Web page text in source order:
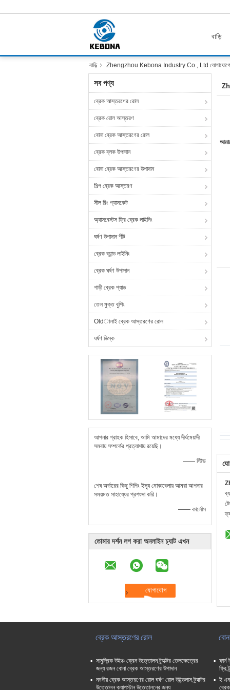
বাড়ি
বাড়ি Zhengzhou Kebona Industry Co., Ltd
সব পণ্য
ব্রেক আস্তরণের রোল
ব্রেক রোল আস্তরণ
বোনা ব্রেক আস্তরণের রোল
ব্রেক ব্লক উপাদান
বোনা ব্রেক আস্তরণের উপাদান
শিল্প ব্রেক আস্তরণ
সীল রিং গ্যাসকেট
অ্যাসবেস্টস ফ্রি ব্রেক লাইনিং
ঘর্ষণ উপাদান শীট
ব্রেক ব্যান্ড লাইনিং
ব্রেক ঘর্ষণ উপাদান
গাড়ী ব্রেক প্যাড
তেল মুক্ত বুশিং
Oldালাই ব্রেক আস্তরণের রোল
ঘর্ষণ ডিস্ক
আপনার গ্রাহক হিসাবে, আমি আমাদের মধ্যে দীর্ঘমেয়াদী
সমবায় সম্পর্কের প্রত্যাশায় রয়েছি।
—— স্টিভ
শেষ অর্ডারের কিছু শিপিং ইস্যু মোকাবেলায় আমরা আপনার
সময়মত সাহায্যের প্রশংসা করি।
—— কার্লোস
তোমার দর্শন লগ করা অনলাইন চ্যাট এখন
ব্রেক আস্তরণের রোল
সামুদ্রিক উইঞ্চ ক্রেন উত্তোলন ট্র্যাক্টর তেলক্ষেত্রের
জন্য রজন বোনা ব্রেক আস্তরণের উপাদান
নমনীয় ব্রেক আস্তরণের রোল ঘর্ষণ রোল উইন্ডলাস ট্র্যাক্টর
উত্তোলন ক্যাপস্টান উত্তোলনের জন্য
ফ্রি
ই এম